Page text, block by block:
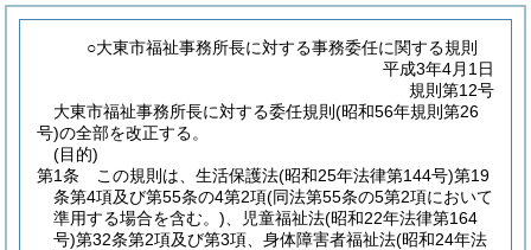
○大東市福祉事務所長に対する事務委任に関する規則
平成3年4月1日
規則第12号
大東市福祉事務所長に対する委任規則(昭和56年規則第26
号)の全部を改正する。
(目的)
第1条
この規則は、生活保護法(昭和25年法律第144号)第19
条第4項及び第55条の4第2項(同法第55条の5第2項において
準用する場合を含む。) 、児童福祉法(昭和22年法律第164
号)第32条第2項及び第3項、身体障害者福祉法(昭和24年法